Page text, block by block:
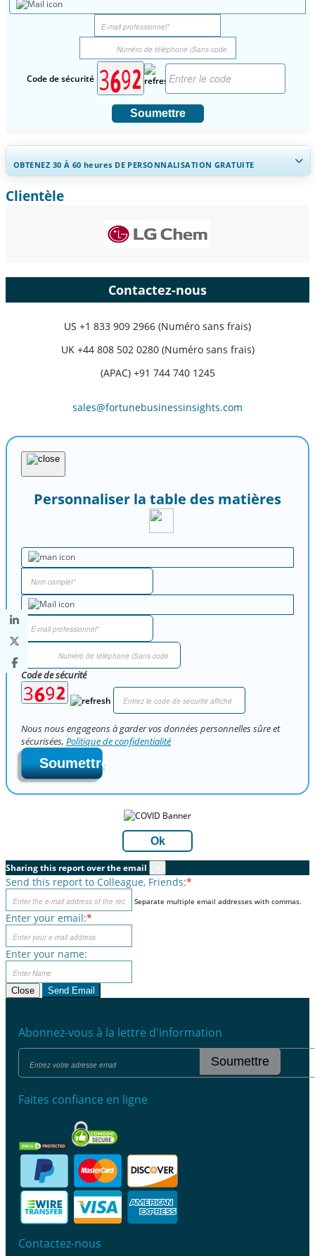
Code de sécurité
Soumettre
OBTENEZ 30 À 60heures DE PERSONNALISATION GRATUITE
Ampliar a cobertura regional e por país, Análise de segmentos,
Clientèle
Contactez-nous
US +1 833 909 2966 (Numéro sans frais)
UK +44 808 502 0280 (Numéro sans frais)
(APAC) +91 744 740 1245
sales@fortunebusinessinsights.com
Personnaliser la table des matières
Code de sécurité
Nous nous engageons à garder vos données personnelles sûre et
sécurisées, Politique de confidentialité
Soumettre
Ok
Sharing this report over the email
Send this report to Colleague, Friends:*
Separate multiple email addresses with commas.
Enter your email:*
Enter your name:
Close Send Email
Abonnez-vous à la lettre d'information
Soumettre
Faites confiance en ligne
Contactez-nous